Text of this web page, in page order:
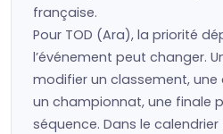
française.
Pour TOD (Ara), la priorité
l’événement peut changer.
modifier un classement,
un championnat, une finale
séquence. Dans le